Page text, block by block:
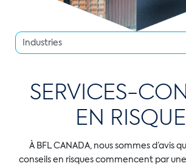
SERVICES-
EN
À BFL CANADA, nous sommes d’avis
conseils en risques commencent par